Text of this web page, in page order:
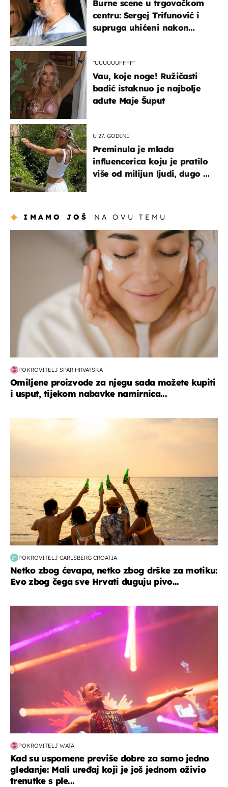
Burne scene u trgovačkom
centru: Sergej Trifunović i
supruga uhićeni nakon
"UUUUUUFFFF"
Vau, koje noge! Ružičasti
badić istaknuo je najbolje
adute Maje Šuput
U 27. GODINI
Preminula je mlada
influencerica koju je pratilo
više od milijun ljudi, dugo se
IMAMO JOŠ NA OVU TEMU
moda & ljepota
POKROVITELJ SPAR HRVATSKA
Omiljene proizvode za njegu sada možete kupiti
i usput, tijekom nabavke namirnica...
POKROVITELJ CARLSBERG CROATIA
Netko zbog ćevapa, netko zbog drške za motiku:
Evo zbog čega sve Hrvati duguju pivo...
POKROVITELJ WATA
Kad su uspomene previše dobre za samo jedno
gledanje: Mali uređaj koji je još jednom oživio
trenutke s ple...